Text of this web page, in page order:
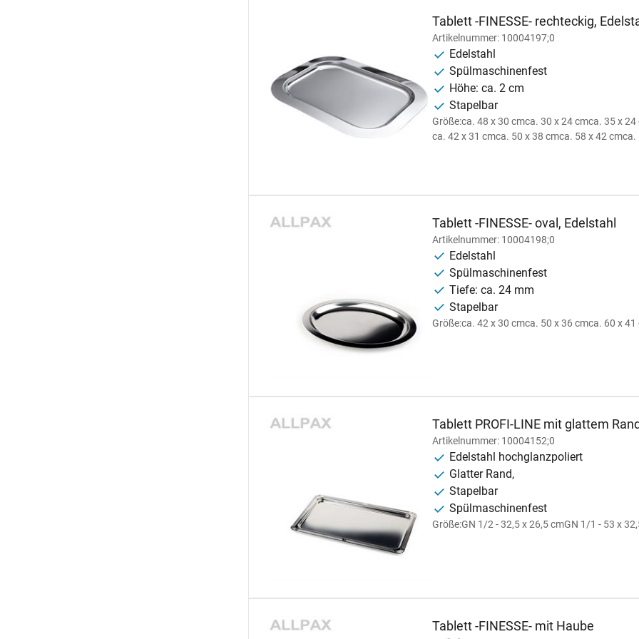
Tablett -FINESSE- rechteckig,
Artikelnummer: 10004197;0
Edelstahl
Spülmaschinenfest
Höhe: ca. 2 cm
Stapelbar
Größe:ca. 48 x 30 cmca. 30 x 24 cmca. 35 x 24
ca. 42 x 31 cmca. 50 x 38 cmca. 58 x 42 cmca.
Tablett -FINESSE- oval, Edelstahl
Artikelnummer: 10004198;0
Edelstahl
Spülmaschinenfest
Tiefe: ca. 24 mm
Stapelbar
Größe:ca. 42 x 30 cmca. 50 x 36 cmca. 60 x 41
Tablett PROFI-LINE mit glattem
Artikelnummer: 10004152;0
Edelstahl hochglanzpoliert
Glatter Rand,
Stapelbar
Spülmaschinenfest
Größe:GN 1/2 - 32,5 x 26,5 cmGN 1/1 - 53 x
Tablett -FINESSE- mit Haube